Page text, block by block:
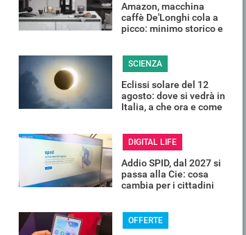
Amazon, macchina
caffè De'Longhi cola a
picco: minimo storico e
SCIENZA
Eclissi solare del 12
agosto: dove si vedrà in
Italia, a che ora e come
DIGITAL LIFE
Addio SPID, dal 2027 si
passa alla Cie: cosa
cambia per i cittadini
OFFERTE